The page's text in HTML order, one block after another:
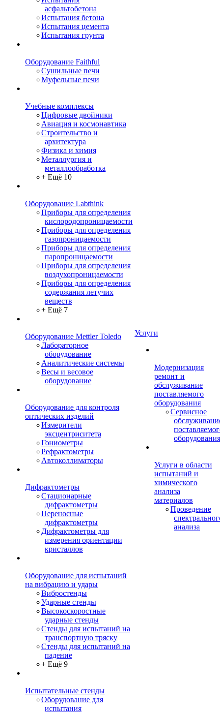
асфальтобетона
Испытания бетона
Испытания цемента
Испытания грунта
Оборудование Faithful
Сушильные печи
Муфельные печи
Учебные комплексы
Цифровые двойники
Авиация и космонавтика
Строительство и
архитектура
Физика и химия
Металлургия и
металлообработка
+ Ещё 10
Оборудование Labthink
Приборы для определения
кислородопроницаемости
Приборы для определения
газопроницаемости
Приборы для определения
паропроницаемости
Приборы для определения
воздухопроницаемости
Приборы для определения
содержания летучих
веществ
+ Ещё 7
Оборудование Mettler Toledo
Лабораторное
оборудование
Аналитические системы
Весы и весовое
оборудование
Оборудование для контроля
оптических изделий
Измерители
эксцентриситета
Гониометры
Рефрактометры
Автоколлиматоры
Дифрактометры
Стационарные
дифрактометры
Переносные
дифрактометры
Дифрактометры для
измерения ориентации
кристаллов
Оборудование для испытаний
на вибрацию и удары
Вибростенды
Ударные стенды
Высокоскоростные
ударные стенды
Стенды для испытаний на
транспортную тряску
Стенды для испытаний на
падение
+ Ещё 9
Испытательные стенды
Оборудование для
испытания
Услуги
Модернизация
ремонт и
обслуживание
поставляемого
оборудования
Сервисное
оборудования
Услуги в области
испытаний и
химического
анализа
материалов
Проведение
анализа